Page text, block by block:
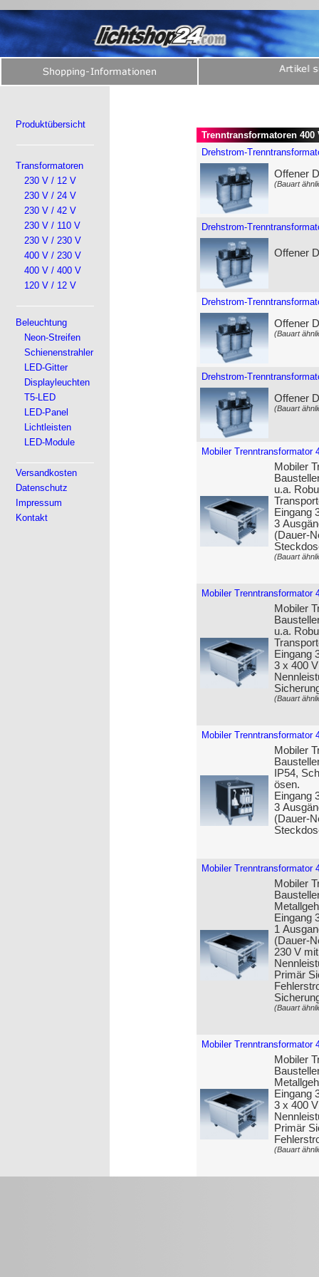
Produktübersicht
Transformatoren
230 V / 12 V
230 V / 24 V
230 V / 42 V
230 V / 110 V
230 V / 230 V
400 V / 230 V
400 V / 400 V
120 V / 12 V
Beleuchtung
Neon-Streifen
Schienenstrahler
LED-Gitter
Displayleuchten
T5-LED
LED-Panel
Lichtleisten
LED-Module
Versandkosten
Datenschutz
Impressum
Kontakt
Trenntransformatoren 400
Drehstrom-
Offener
(Bauart
Drehstrom-
Offener
Drehstrom-
Offener
(Bauart
Drehstrom-
Offener
(Bauart
Mobiler Trenntransformator
Mobiler
u.a.
Eingang
3
(Dauer-
(Bauart
Mobiler Trenntransformator
Mobiler
u.a.
Eingang
3 x 400
(Bauart
Mobiler
Mobiler
IP54,
ösen.
Eingang
3
(Dauer-
Mobiler
Mobiler
Eingang
1
(Dauer-
230 V
Primär
(Bauart
Mobiler Trenntransformator
Mobiler
Eingang
3 x 400
Primär
(Bauart